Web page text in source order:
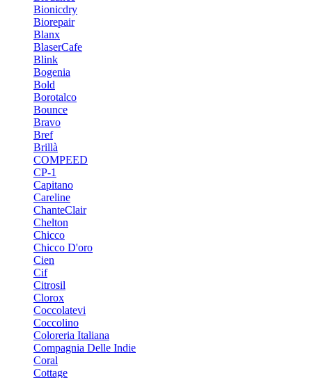
Bionicdry
Biorepair
Blanx
BlaserCafe
Blink
Bogenia
Bold
Borotalco
Bounce
Bravo
Bref
Brillà
COMPEED
CP-1
Capitano
Careline
ChanteСlair
Chelton
Chicco
Chicco D'oro
Cien
Cif
Citrosil
Clorox
Coccolatevi
Coccolino
Coloreria Italiana
Compagnia Delle Indie
Coral
Cottage